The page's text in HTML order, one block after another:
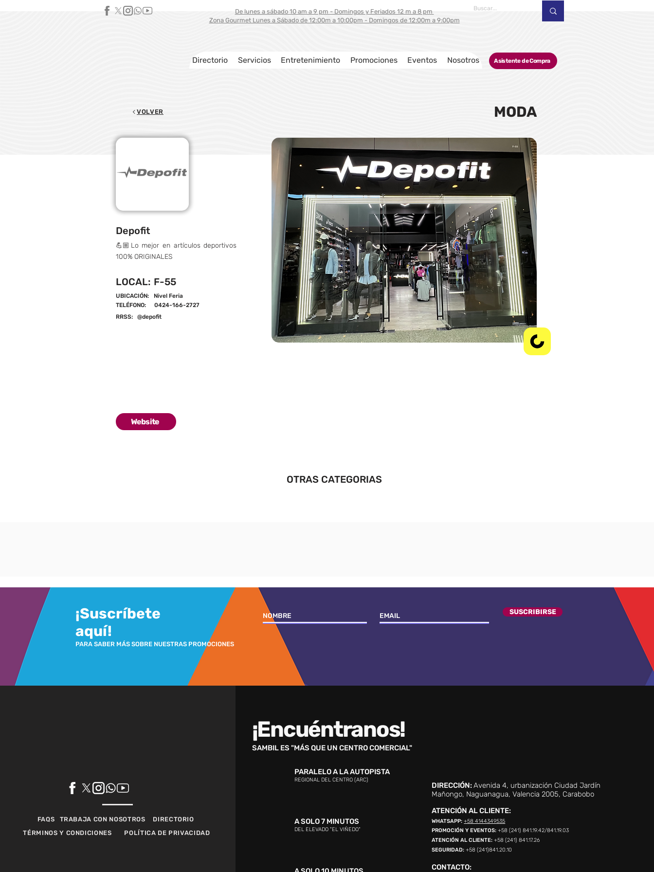
Directorio Servicios Entretenimiento Promociones Eventos Nosotros Asistente de Compra
De lunes a sábado 10 am a 9 pm - Domingos y Feriados 12 m a 8 pm
Zona Gourmet Lunes a Sábado de 12:00m a 10:00pm - Domingos de 12:00m a 9:00pm
VOLVER MODA
Depofit
💪🏼Lo mejor en artículos deportivos
100% ORIGINALES
LOCAL: F-55
UBICACIÓN:
TELÉFONO:
Nivel Feria
0424-166-2727
RRSS:
@depofit
Website
OTRAS CATEGORIAS
¡Suscríbete
aquí!
PARA SABER MÁS SOBRE NUESTRAS PROMOCIONES
SUSCRIBIRSE
FAQS TRABAJA CON NOSOTROS
DIRECTORIO
TÉRMINOS Y CONDICIONES
POLÍTICA DE PRIVACIDAD
¡Encuéntranos!
SAMBIL ES "MÁS QUE UN CENTRO COMERCIAL"
PARALELO A LA AUTOPISTA
REGIONAL DEL CENTRO (ARC)
A SOLO 7 MINUTOS
DEL ELEVADO "EL VIÑEDO"
DIRECCIÓN:Avenida 4, urbanización Ciudad Jardín
Mañongo, Naguanagua, Valencia 2005, Carabobo
ATENCIÓN AL CLIENTE:
WHATSAPP: +58 4144349535
PROMOCIÓN Y EVENTOS:+58 (241) 841.19.42/841.19.03
ATENCIÓN AL CLIENTE:+58 (241) 841.17.26
SEGURIDAD:+58 (241)841.20.10
CONTACTO: